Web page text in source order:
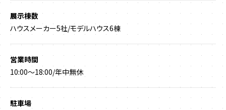
展示棟数
ハウスメーカー5社/モデルハウス6棟
営業時間
10:00〜18:00/年中無休
駐車場